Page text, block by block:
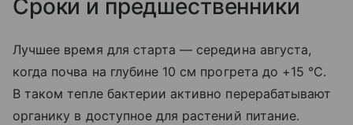
Сроки и предшественники
Лучшее время для старта — середина августа,
когда почва на глубине 10 см прогрета до +15 °C.
В таком тепле бактерии активно перерабатывают
органику в доступное для растений питание.